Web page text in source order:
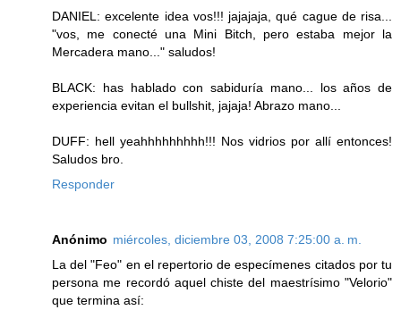
DANIEL: excelente idea vos!!! jajajaja, qué cague de risa...
"vos, me conecté una Mini Bitch, pero estaba mejor la
Mercadera mano..." saludos!
BLACK: has hablado con sabiduría mano... los años de
experiencia evitan el bullshit, jajaja! Abrazo mano...
DUFF: hell yeahhhhhhhhh!!! Nos vidrios por allí entonces!
Saludos bro.
Responder
Anónimo miércoles, diciembre 03, 2008 7:25:00 a. m.
La del "Feo" en el repertorio de especímenes citados por tu
persona me recordó aquel chiste del maestrísimo "Velorio"
que termina así: